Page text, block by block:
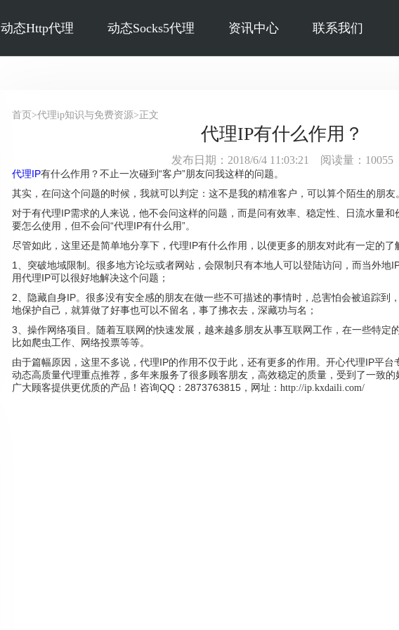
动态Http代理 动态Socks5代理 资讯中心 联系我们
首页>代理ip知识与免费资源>正文
代理IP有什么作用？
发布日期：2018/6/4 11:03:21 阅读量：10055
代理IP有什么作用？不止一次碰到“客户”朋友问我这样的问题。
其实，在问这个问题的时候，我就可以判定：这不是我的精准客户，可以算个陌生的朋友。
对于有代理IP需求的人来说，他不会问这样的问题，而是问有效率、稳定性、日流水量
要怎么使用，但不会问“代理IP有什么用”。
尽管如此，这里还是简单地分享下，代理IP有什么作用，以便更多的朋友对此有一定的了
1、突破地域限制。很多地方论坛或者网站，会限制只有本地人可以登陆访问，而当外地
用代理IP可以很好地解决这个问题；
2、隐藏自身IP。很多没有安全感的朋友在做一些不可描述的事情时，总害怕会被追踪到
地保护自己，就算做了好事也可以不留名，事了拂衣去，深藏功与名；
3、操作网络项目。随着互联网的快速发展，越来越多朋友从事互联网工作，在一些特定
比如爬虫工作、网络投票等等。
由于篇幅原因，这里不多说，代理IP的作用不仅于此，还有更多的作用。 开心代理IP平台
动态高质量代理重点推荐，多年来服务了很多顾客朋友，高效稳定的质量，受到了一致
广大顾客提供更优质的产品！咨询QQ：2873763815，网址： http://ip.kxdaili.com/